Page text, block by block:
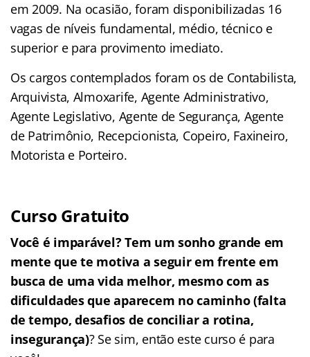
em 2009. Na ocasião, foram disponibilizadas 16
vagas de níveis fundamental, médio, técnico e
superior e para provimento imediato.
Os cargos contemplados foram os de Contabilista,
Arquivista, Almoxarife, Agente Administrativo,
Agente Legislativo, Agente de Segurança, Agente
de Patrimônio, Recepcionista, Copeiro, Faxineiro,
Motorista e Porteiro.
Curso Gratuito
Você é imparável? Tem um sonho grande em
mente que te motiva a seguir em frente em
busca de uma vida melhor, mesmo com as
dificuldades que aparecem no caminho (falta
de tempo, desafios de conciliar a rotina,
insegurança)? Se sim, então este curso é para